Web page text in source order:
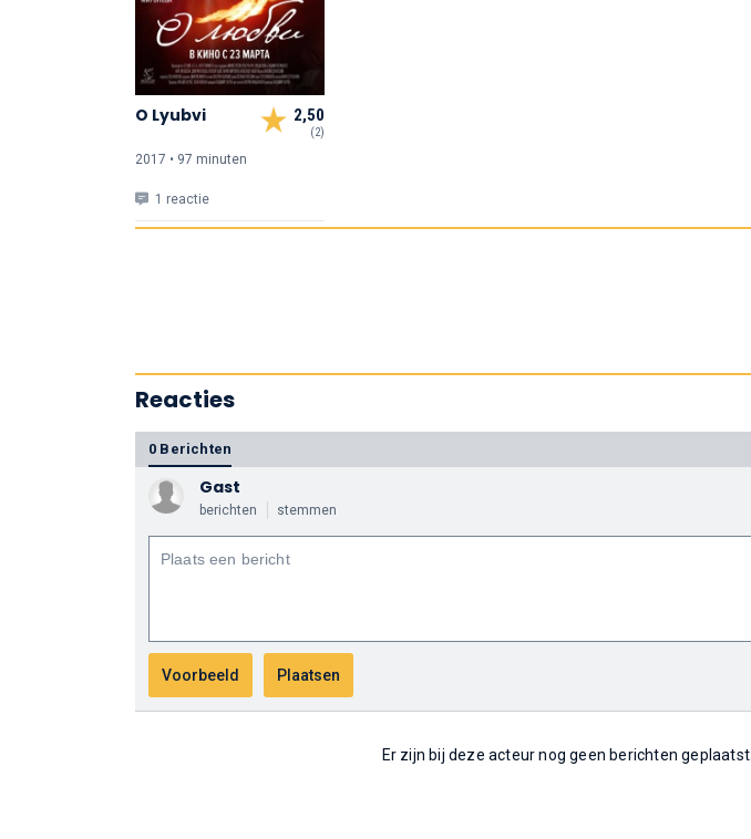
2,50
(2)
O Lyubvi
2017 • 97 minuten
1 reactie
Reacties
0 Berichten
Gast
berichten stemmen
Er zijn bij deze acteur nog geen berichten geplaatst.